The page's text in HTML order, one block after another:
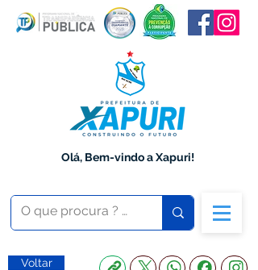
Olá, Bem-vindo a Xapuri!
Voltar